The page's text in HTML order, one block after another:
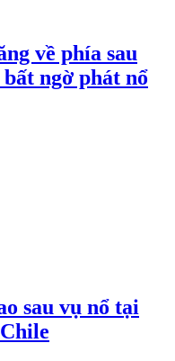
về phía sau
ngờ phát nổ
sau vụ nổ tại